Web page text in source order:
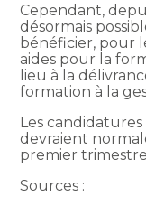
Cependant,
désormais
bénéficier, pour
aides pour la
lieu à la
formation à la
Les
devraient
premier
Sources :